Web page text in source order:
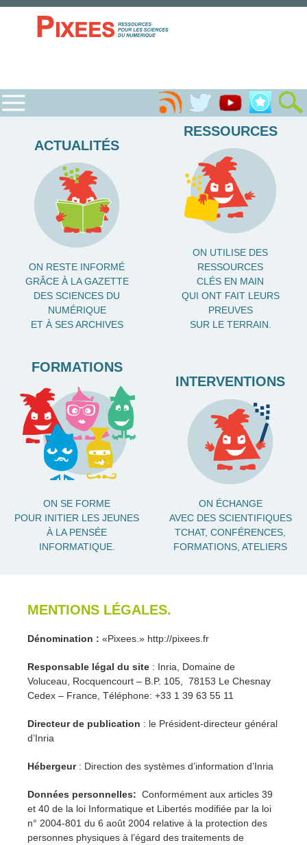
ACTUALITÉS
ON RESTE INFORMÉ
GRÂCE À LA GAZETTE
DES SCIENCES DU
NUMÉRIQUE
ET À SES ARCHIVES
RESSOURCES
ON UTILISE DES
RESSOURCES
CLÉS EN MAIN
QUI ONT FAIT LEURS
PREUVES
SUR LE TERRAIN.
FORMATIONS
ON SE FORME
POUR INITIER LES JEUNES
À LA PENSÉE
INFORMATIQUE.
INTERVENTIONS
ON ÉCHANGE
AVEC DES SCIENTIFIQUES
TCHAT, CONFÉRENCES,
FORMATIONS, ATELIERS
MENTIONS LÉGALES.
Dénomination : «Pixees.» http://pixees.fr
Responsable légal du site : Inria, Domaine de
Voluceau, Rocquencourt – B.P. 105, 78153 Le Chesnay
Cedex – France, Téléphone: +33 1 39 63 55 11
Directeur de publication : le Président-directeur général
d’Inria
Hébergeur: Direction des systèmes d’information d’Inria
Données personnelles: Conformément aux articles 39
et 40 de la loi Informatique et Libertés modifiée par la loi
n° 2004-801 du 6 août 2004 relative à la protection des
personnes physiques à l’égard des traitements de